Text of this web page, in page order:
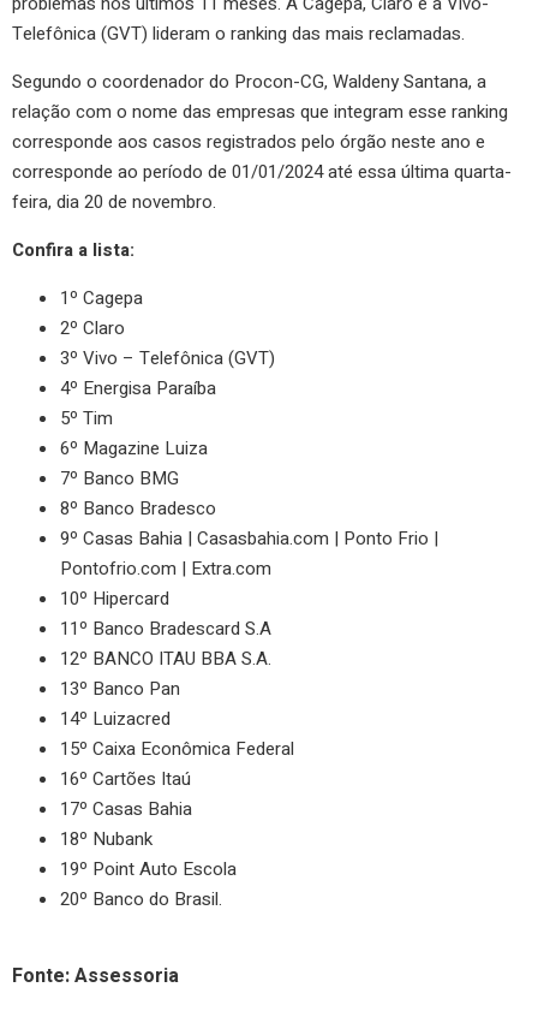
Telefônica (GVT) lideram o ranking das mais reclamadas.
Segundo o coordenador do Procon-CG, Waldeny Santana, a
relação com o nome das empresas que integram esse ranking
corresponde aos casos registrados pelo órgão neste ano e
corresponde ao período de 01/01/2024 até essa última quarta-
feira, dia 20 de novembro.
Confira a lista:
1º Cagepa
2º Claro
3º Vivo – Telefônica (GVT)
4º Energisa Paraíba
5º Tim
6º Magazine Luiza
7º Banco BMG
8º Banco Bradesco
9º Casas Bahia | Casasbahia.com | Ponto Frio |
Pontofrio.com | Extra.com
10º Hipercard
11º Banco Bradescard S.A
12º BANCO ITAU BBA S.A.
13º Banco Pan
14º Luizacred
15º Caixa Econômica Federal
16º Cartões Itaú
17º Casas Bahia
18º Nubank
19º Point Auto Escola
20º Banco do Brasil.
Fonte: Assessoria